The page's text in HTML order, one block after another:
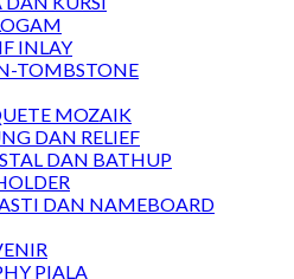
INLAY
TOMBSTONE
MOZAIK
DAN RELIEF
DAN BATHUP
DAN NAMEBOARD
PIALA